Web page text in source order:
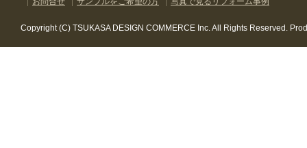
Copyright (C) TSUKASA DESIGN COMMERCE Inc. All Rights Reserved.